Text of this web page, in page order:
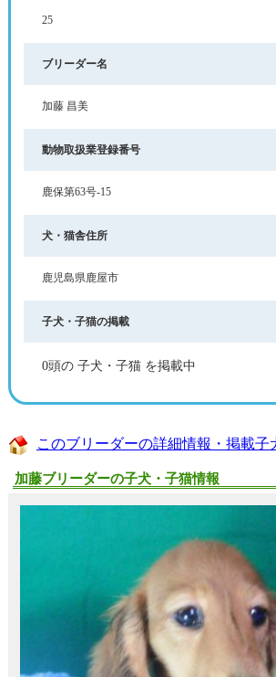
25
ブリーダー名
加藤 昌美
動物取扱業登録番号
鹿保第63号-15
犬・猫舎住所
鹿児島県鹿屋市
子犬・子猫の掲載
0頭の 子犬・子猫 を掲載中
このブリーダーの詳細情報・掲載子
加藤ブリーダーの子犬・子猫情報